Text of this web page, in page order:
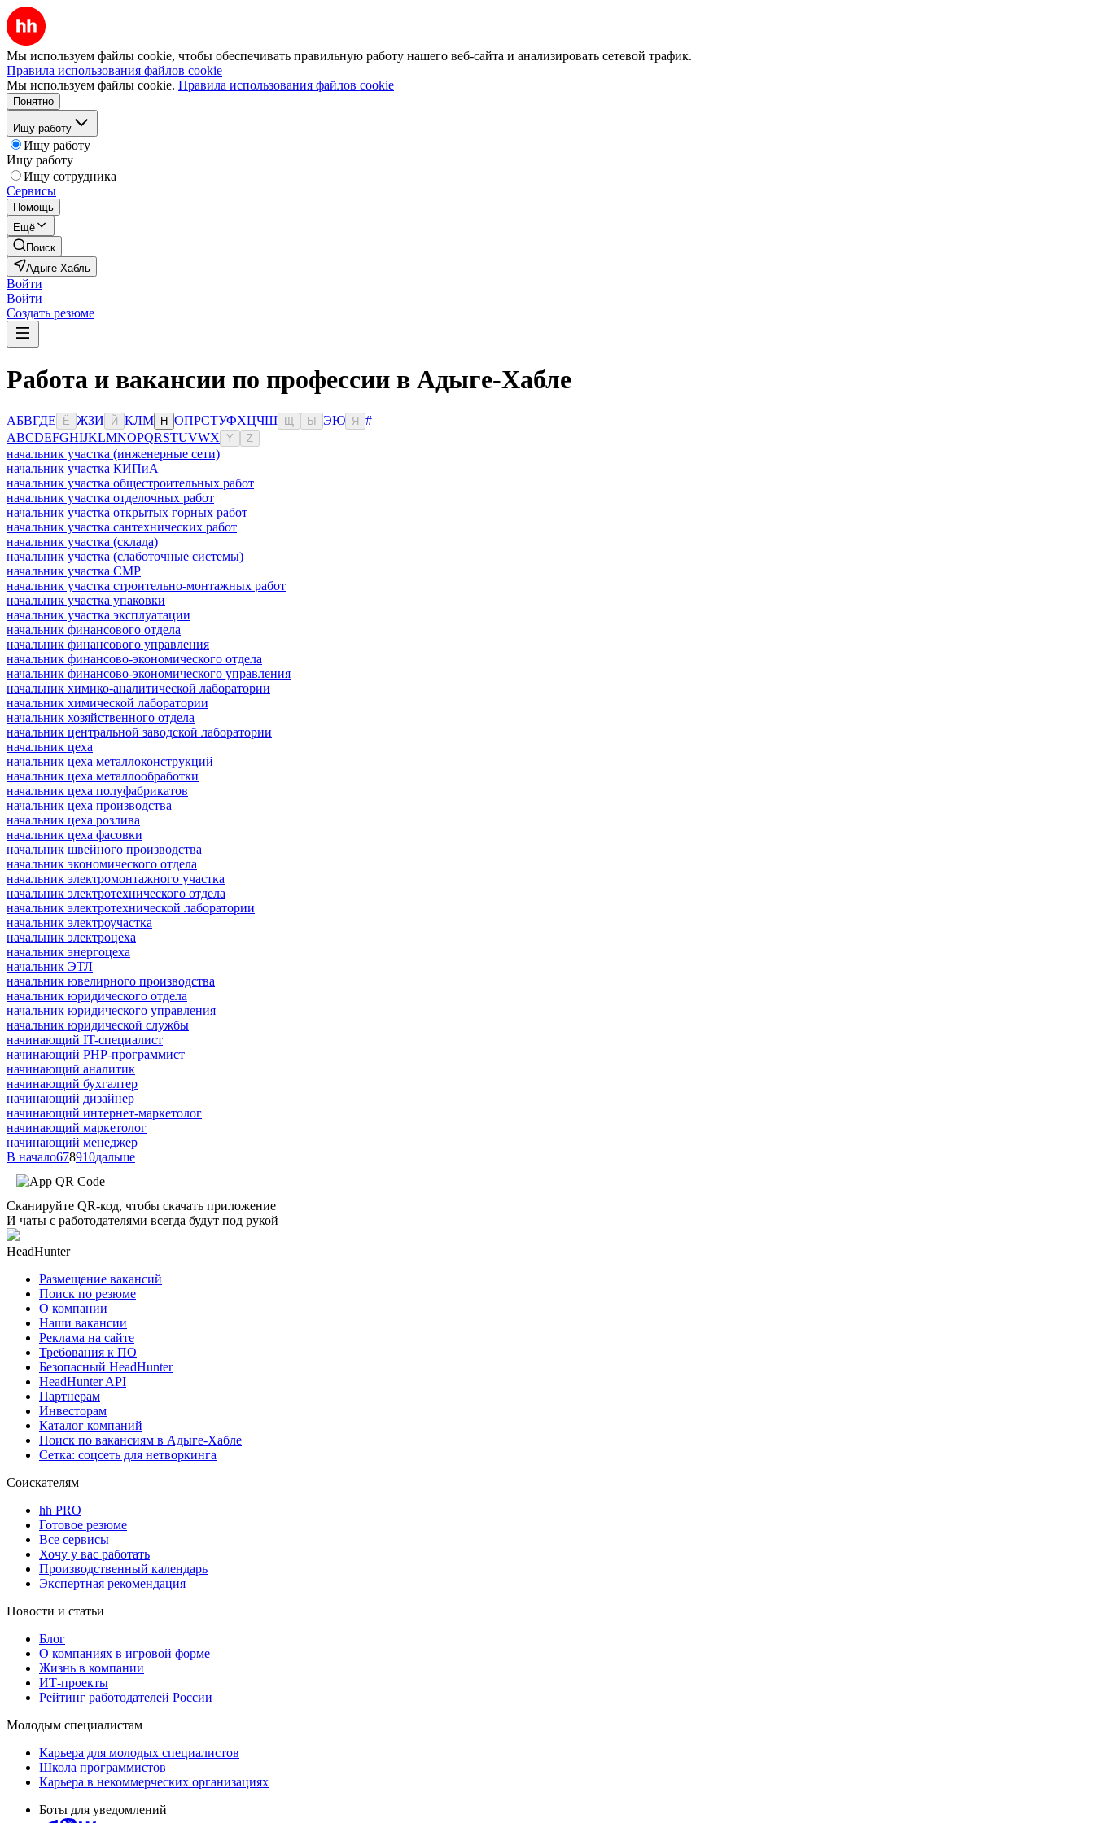
Мы используем файлы cookie, чтобы обеспечивать правильную работу нашего веб-сайта и анализировать сетевой трафик.
Правила использования файлов cookie
Мы используем файлы cookie. Правила использования файлов cookie
Понятно
Ищу работу
Ищу работу
Ищу работу
Ищу сотрудника
Сервисы
Помощь
Ещё
Поиск
Адыге-Хабль
Войти
Войти
Создать резюме
Работа и вакансии по профессии в Адыге-Хабле
АБВГДЕ Ё ЖЗИ Й КЛМ Н ОПРСТУФХЦЧШ Ы ЭЮ Я
#
ABCDEFGHIJKLMNOPQRSTUVWX Y Z
начальник участка (инженерные сети)
начальник участка КИПиА
начальник участка общестроительных работ
начальник участка отделочных работ
начальник участка открытых горных работ
начальник участка сантехнических работ
начальник участка (склада)
начальник участка (слаботочные системы)
начальник участка СМР
начальник участка строительно-монтажных работ
начальник участка упаковки
начальник участка эксплуатации
начальник финансового отдела
начальник финансового управления
начальник финансово-экономического отдела
начальник финансово-экономического управления
начальник химико-аналитической лаборатории
начальник химической лаборатории
начальник хозяйственного отдела
начальник центральной заводской лаборатории
начальник цеха
начальник цеха металлоконструкций
начальник цеха металлообработки
начальник цеха полуфабрикатов
начальник цеха производства
начальник цеха розлива
начальник цеха фасовки
начальник швейного производства
начальник экономического отдела
начальник электромонтажного участка
начальник электротехнического отдела
начальник электротехнической лаборатории
начальник электроучастка
начальник электроцеха
начальник энергоцеха
начальник ЭТЛ
начальник ювелирного производства
начальник юридического отдела
начальник юридического управления
начальник юридической службы
начинающий IT-специалист
начинающий PHP-программист
начинающий аналитик
начинающий бухгалтер
начинающий дизайнер
начинающий интернет-маркетолог
начинающий маркетолог
начинающий менеджер
В начало678910дальше
Сканируйте QR-код, чтобы скачать приложение
И чаты с работодателями всегда будут под рукой
HeadHunter
Размещение вакансий
Поиск по резюме
О компании
Наши вакансии
Реклама на сайте
Требования к ПО
Безопасный HeadHunter
HeadHunter API
Партнерам
Инвесторам
Каталог компаний
Поиск по вакансиям в Адыге-Хабле
Сетка: соцсеть для нетворкинга
Соискателям
hh PRO
Готовое резюме
Все сервисы
Хочу у вас работать
Производственный календарь
Экспертная рекомендация
Новости и статьи
Блог
О компаниях в игровой форме
Жизнь в компании
ИТ-проекты
Рейтинг работодателей России
Молодым специалистам
Карьера для молодых специалистов
Школа программистов
Карьера в некоммерческих организациях
Боты для уведомлений